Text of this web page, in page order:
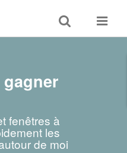
Toggle
search
Toggle
fenêtres à
les
de moi